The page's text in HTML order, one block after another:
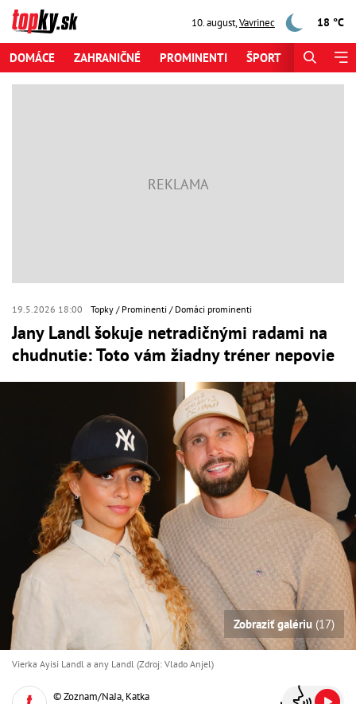
10. august,Vavrinec 18 °C
DOMÁCE ZAHRANIČNÉ PROMINENTI ŠPORT
19.5.2026 18:00 Topky Prominenti Domáci prominenti
Jany Landl šokuje netradičnými radami na
chudnutie: Toto vám žiadny tréner nepovie
Zobraziť galériu (17)
Vierka Ayisi Landl a any Landl (Zdroj: Vlado Anjel)
© Zoznam/NaJa, Katka